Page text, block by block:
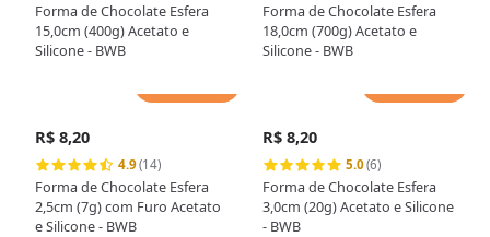
Forma de Chocolate Esfera
15,0cm (400g) Acetato e
Silicone - BWB
Forma de Chocolate Esfera
18,0cm (700g) Acetato e
Silicone - BWB
R$ 8,20
4.9(14)
Forma de Chocolate Esfera
2,5cm (7g) com Furo Acetato
e Silicone - BWB
R$ 8,20
5.0(6)
Forma de Chocolate Esfera
3,0cm (20g) Acetato e Silicone
- BWB